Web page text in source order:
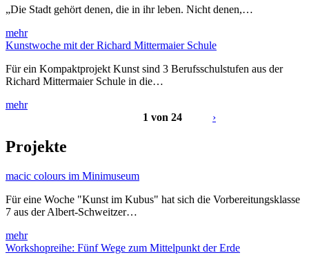
„Die Stadt gehört denen, die in ihr leben. Nicht denen,…
mehr
Kunstwoche mit der Richard Mittermaier Schule
Für ein Kompaktprojekt Kunst sind 3 Berufsschulstufen aus der
Richard Mittermaier Schule in die…
mehr
1 von 24
›
Projekte
macic colours im Minimuseum
Für eine Woche "Kunst im Kubus" hat sich die Vorbereitungsklasse
7 aus der Albert-Schweitzer…
mehr
Workshopreihe: Fünf Wege zum Mittelpunkt der Erde